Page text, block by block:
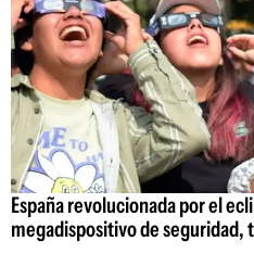
España revolucionada por el
megadispositivo de seguridad,